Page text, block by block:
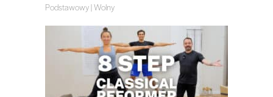
Podstawowy | Wolny